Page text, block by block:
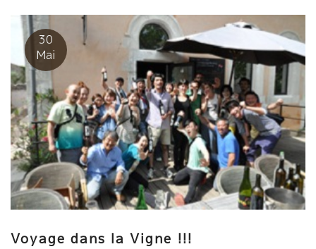
で、大変なリスクを負いながら努力している姿には感激もので
す。 この哲学の言い出しっぺが、ティエリーです。このワインを
醸した男です。そして、リーズナブルな価格。 安くて旨いワイン
を造るスヴィニャルグ三銃士 ティエリーはコンピュター技師から
の転身。 もう一人、あの激安ウマのポンポン・ルージュPompom
rougeを醸すヴァンサン（真ん中）もいる。
30
Mai
Voyage dans la Vigne !!!